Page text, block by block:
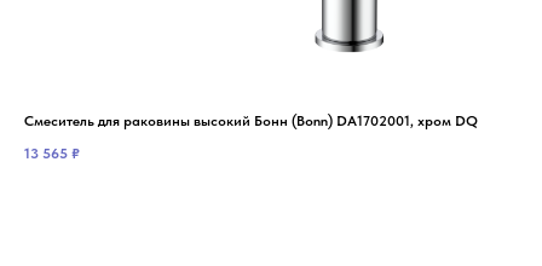
Смеситель для раковины высокий Бонн (Bonn) DA1702001, хром DQ
13 565 ₽